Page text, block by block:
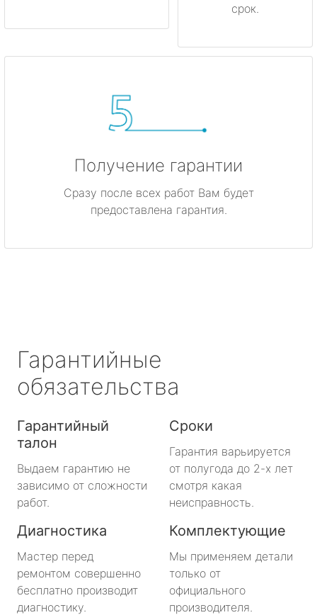
срок.
Получение гарантии
Сразу после всех работ Вам будет
предоставлена гарантия.
Гарантийные
обязательства
Гарантийный
талон
Выдаем гарантию не
зависимо от сложности
работ.
Сроки
Гарантия варьируется
от полугода до 2-х лет
смотря какая
неисправность.
Диагностика
Мастер перед
ремонтом совершенно
бесплатно производит
диагностику.
Комплектующие
Мы применяем детали
только от
официального
производителя.